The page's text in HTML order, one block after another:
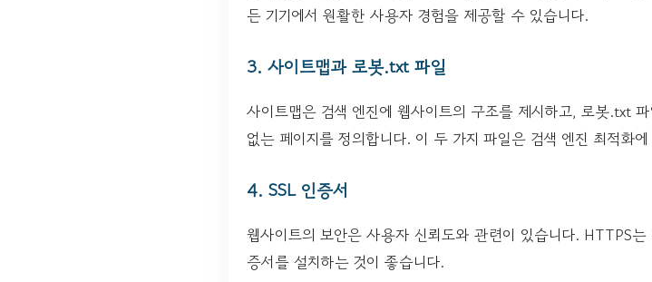
든 기기에서 원활한 사용자 경험을 제공할 수 있습니다.
3. 사이트맵과 로봇.txt 파일
사이트맵은 검색 엔진에 웹사이트의 구조를 제시하고, 로봇.txt
없는 페이지를 정의합니다. 이 두 가지 파일은 검색 엔진 최적화
4. SSL 인증서
웹사이트의 보안은 사용자 신뢰도와 관련이 있습니다. HTTPS
증서를 설치하는 것이 좋습니다.